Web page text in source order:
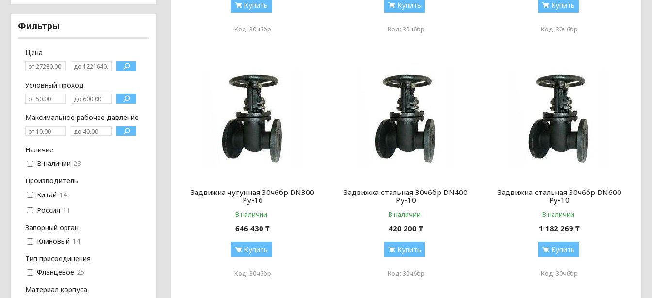
Купить
30ч6бр
Купить
30ч6бр
Купить
30ч6бр
Задвижка чугунная 30ч6бр DN300
Ру-16
В наличии
646 430 ₸
Купить
30ч6бр
Задвижка стальная 30ч6бр DN400
Ру-10
В наличии
420 200 ₸
Купить
30ч6бр
Задвижка стальная 30ч6бр DN600
Ру-10
В наличии
1 182 269 ₸
Купить
30ч6бр
Фильтры
Цена
Условный проход
Максимальное рабочее давление
Наличие
В наличии 23
Производитель
Китай 14
Россия 11
Запорный орган
Клиновый 14
Тип присоединения
Фланцевое 25
Материал корпуса